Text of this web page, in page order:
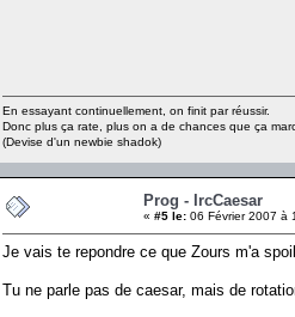
En essayant continuellement, on finit par réussir.
Donc plus ça rate, plus on a de chances que ça
(Devise d'un newbie shadok)
Prog - IrcCaesar
« #5 le: 06 Février 2007 à
Je vais te repondre ce que Zours m'a
Tu ne parle pas de caesar, mais de